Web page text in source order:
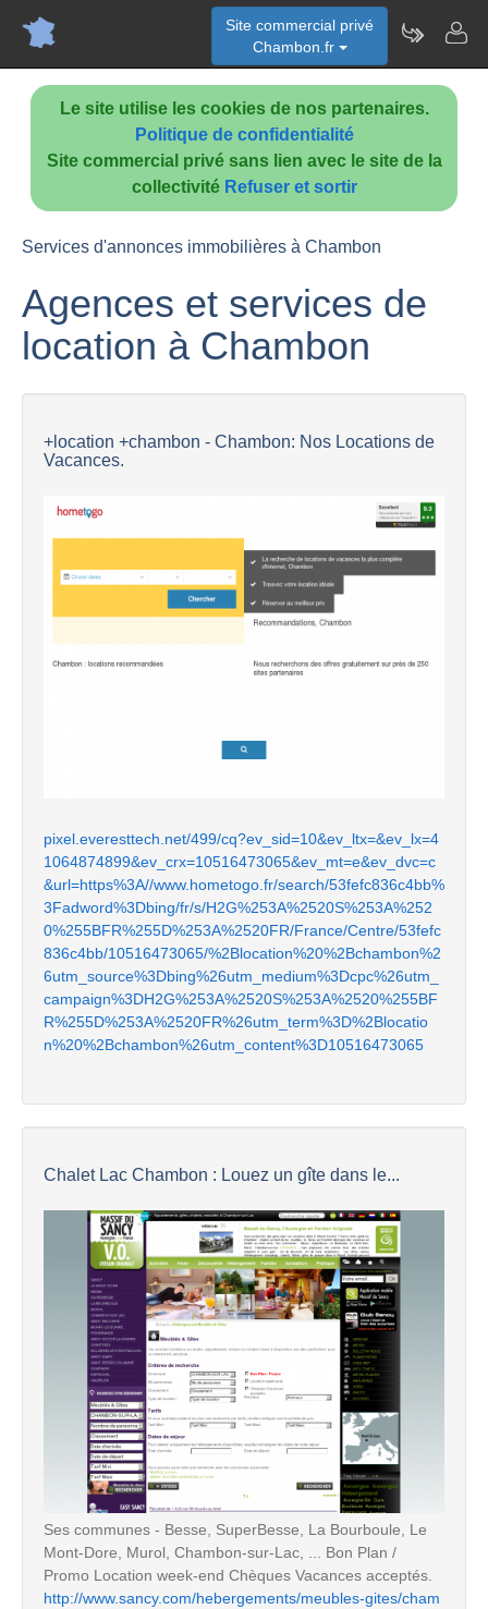
Le site utilise les cookies de nos partenaires.
Politique de confidentialité
Site commercial privé sans lien avec le site de la
collectivité Refuser et sortir
Site commercial privé
Chambon.fr
Services d'annonces immobilières à Chambon
Agences et services de
location à Chambon
+location +chambon - Chambon: Nos Locations de
Vacances.
pixel.everesttech.net/499/cq?ev_sid=10&ev_ltx=&ev_lx=4
1064874899&ev_crx=10516473065&ev_mt=e&ev_dvc=c
&url=https%3A//www.hometogo.fr/search/53fefc836c4bb%
3Fadword%3Dbing/fr/s/H2G%253A%2520S%253A%252
0%255BFR%255D%253A%2520FR/France/Centre/53fefc
836c4bb/10516473065/%2Blocation%20%2Bchambon%2
6utm_source%3Dbing%26utm_medium%3Dcpc%26utm_
campaign%3DH2G%253A%2520S%253A%2520%255BF
R%255D%253A%2520FR%26utm_term%3D%2Blocatio
n%20%2Bchambon%26utm_content%3D10516473065
Chalet Lac Chambon : Louez un gîte dans le...
Ses communes - Besse, SuperBesse, La Bourboule, Le
Mont-Dore, Murol, Chambon-sur-Lac, ... Bon Plan /
Promo Location week-end Chèques Vacances acceptés.
http://www.sancy.com/hebergements/meubles-gites/cham